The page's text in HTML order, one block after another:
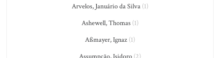
Arvelos, Januário da Silva (1)
Ashewell, Thomas (1)
Aßmayer, Ignaz (1)